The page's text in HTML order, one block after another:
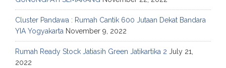
Cluster Pandawa : Rumah Cantik 600 Jutaan Dekat Bandara
YIA Yogyakarta November 9, 2022
Rumah Ready Stock Jatiasih Green Jatikartika 2 July 21,
2022